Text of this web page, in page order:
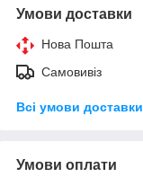
Умови доставки
Нова Пошта
Самовивіз
Всі умови доставки
Умови оплати